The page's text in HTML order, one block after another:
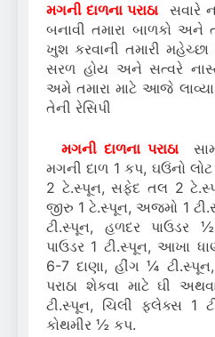
મગની દાળના પરાઠા સવારે
બનાવી તમારા બાળકો અને
ખુશ કરવાની તમારી
સરળ હોય અને સત્વરે
અમે તમારા માટે આજે લાવ્યા
તેની રેસિપી
મગની દાળના પરાઠા
મગની દાળ 1 કપ, ઘઉંનો
2 ટે.સ્પૂન, સફેદ તલ 2
જીરુ 1 ટે.સ્પૂન, અજમો 1
ટી.સ્પૂન, હળદર પાઉડર
પાઉડર 1 ટી.સ્પૂન, આખા
6-7 દાણા, હીંગ ¼
પરાઠા શેકવા માટે ઘી
ટી.સ્પૂન, ચિલી ફ્લેક્સ 1
કોથમીર ½ કપ.